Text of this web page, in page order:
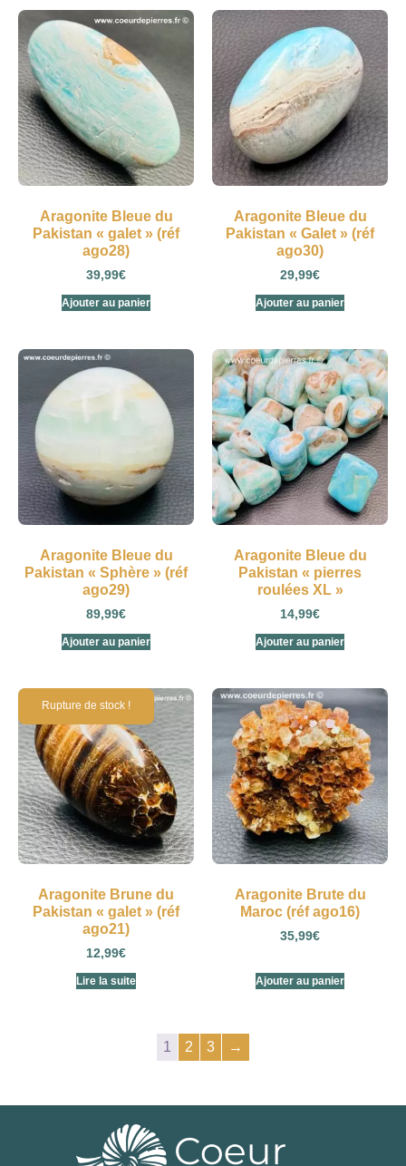
Aragonite Bleue du
Pakistan « galet » (réf
ago28)
39,99€
Ajouter au panier
Aragonite Bleue du
Pakistan « Galet » (réf
ago30)
29,99€
Ajouter au panier
Aragonite Bleue du
Pakistan « Sphère » (réf
ago29)
89,99€
Ajouter au panier
Aragonite Bleue du
Pakistan « pierres
roulées XL »
14,99€
Ajouter au panier
Aragonite Brune du
Pakistan « galet » (réf
ago21)
12,99€
Lire la suite
Aragonite Brute du
Maroc (réf ago16)
35,99€
Ajouter au panier
1 2 3 →